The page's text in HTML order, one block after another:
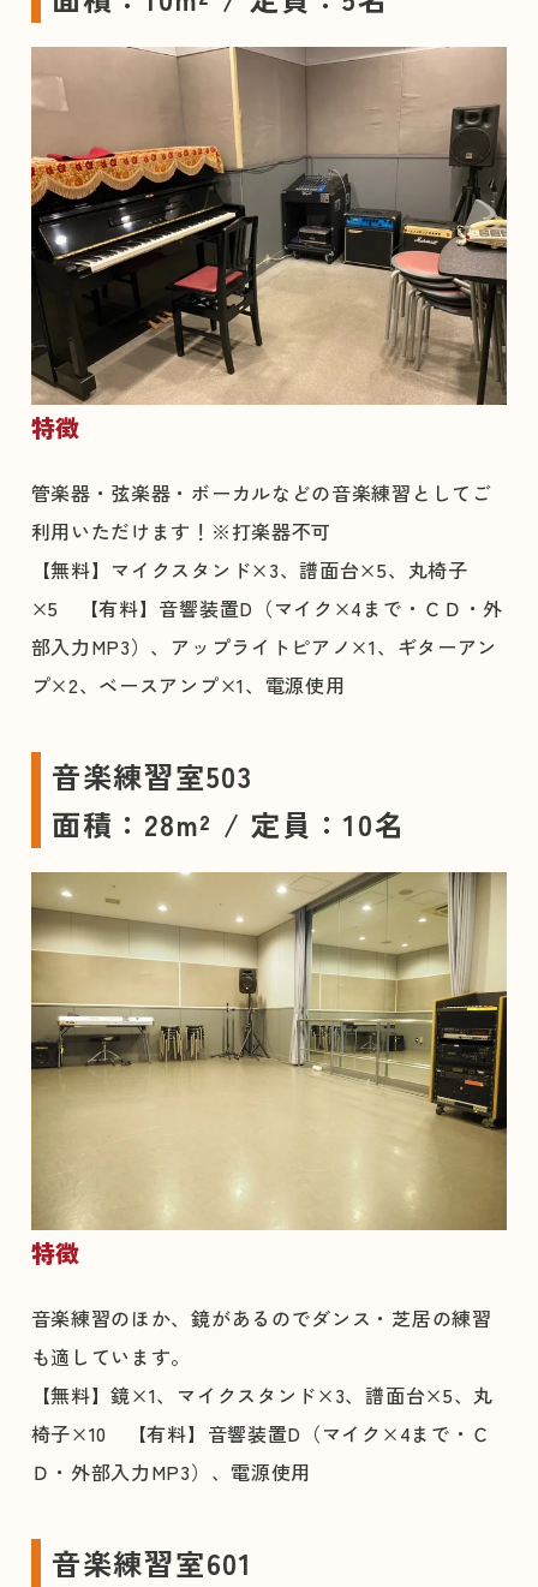
特徴
管楽器・弦楽器・ボーカルなどの音楽練習としてご
利用いただけます！※打楽器不可
【無料】マイクスタンド×3、譜面台×5、丸椅子
×5 【有料】音響装置D（マイク×4まで・ＣＤ・外
部入力MP3）、アップライトピアノ×1、ギターアン
プ×2、ベースアンプ×1、電源使用
音楽練習室503
面積：28m² / 定員：10名
特徴
音楽練習のほか、鏡があるのでダンス・芝居の練習
も適しています。
【無料】鏡×1、マイクスタンド×3、譜面台×5、丸
椅子×10 【有料】音響装置D（マイク×4まで・Ｃ
Ｄ・外部入力MP3）、電源使用
音楽練習室601